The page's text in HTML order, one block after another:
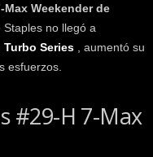
Max Weekender de
Staples no llegó a
Turbo Series , aumentó su
esfuerzos.
#29-H 7-Max